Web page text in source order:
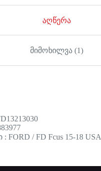
აღწერა
მიმოხილვა (1)
FORD / FD Fcus 15-18 USA